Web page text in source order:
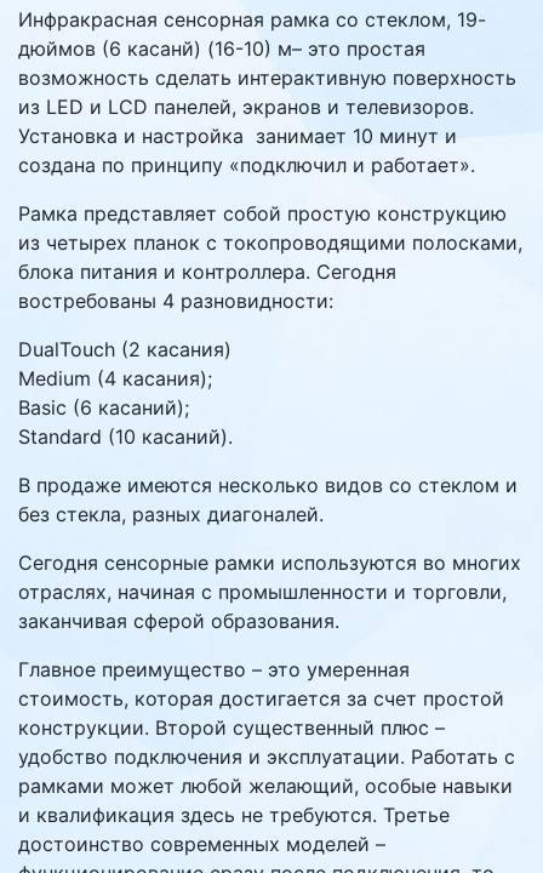
Инфракрасная сенсорная рамка со стеклом, 19-
дюймов (6 касанй) (16-10) м– это простая
возможность сделать интерактивную поверхность
из LED и LCD панелей, экранов и телевизоров.
Установка и настройка занимает 10 минут и
создана по принципу «подключил и работает».
Рамка представляет собой простую конструкцию
из четырех планок с токопроводящими полосками,
блока питания и контроллера. Сегодня
востребованы 4 разновидности:
DualTouch (2 касания)
Medium (4 касания);
Basic (6 касаний);
Standard (10 касаний).
В продаже имеются несколько видов со стеклом и
без стекла, разных диагоналей.
Сегодня сенсорные рамки используются во многих
отраслях, начиная с промышленности и торговли,
заканчивая сферой образования.
Главное преимущество – это умеренная
стоимость, которая достигается за счет простой
конструкции. Второй существенный плюс –
удобство подключения и эксплуатации. Работать с
рамками может любой желающий, особые навыки
и квалификация здесь не требуются. Третье
достоинство современных моделей –